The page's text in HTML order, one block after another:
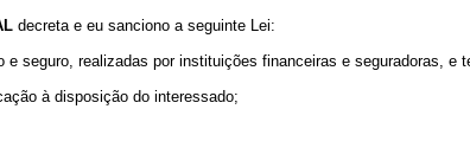
decreta e eu sanciono a seguinte Lei:
seguro, realizadas por instituições financeiras e seguradoras, e
à disposição do interessado;